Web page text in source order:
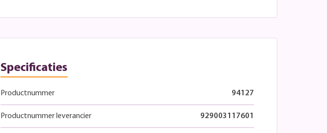
Specificaties
Productnummer 94127
Productnummer leverancier 929003117601